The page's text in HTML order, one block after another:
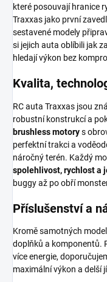
které posouvají hranice
Traxxas jako první
sestavené modely
si jejich auta oblíbili jak
hledají výkon bez
Kvalita,
RC auta Traxxas jsou
robustní konstrukcí a
brushless motorys
perfektní trakci a
náročný terén. Každý
spolehlivost, rychlost a
buggy až po obří
Příslušenství a
Kromě samotných
doplňků a komponentů.
více energie,
maximální výkon a delší